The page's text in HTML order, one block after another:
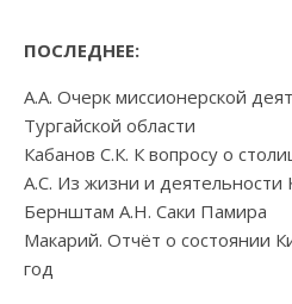
ПОСЛЕДНЕЕ:
А.А. Очерк миссионерской
Тургайской области
Кабанов С.К. К вопросу о
А.С. Из жизни и деятельности
Бернштам А.Н. Саки Памира
Макарий. Отчёт о состоянии
год